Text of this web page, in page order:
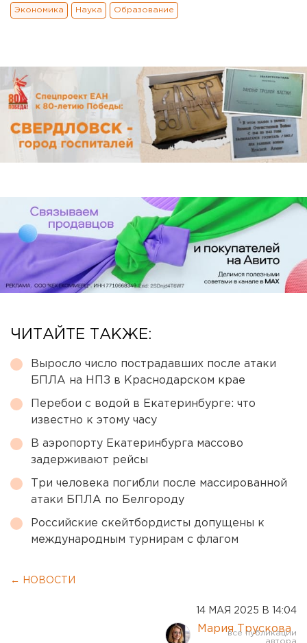
Экономика Наука Образование
ЧИТАЙТЕ ТАКЖЕ:
Выросло число пострадавших после атаки
БПЛА на НПЗ в Краснодарском крае
Перебои с водой в Екатеринбурге: что
известно к этому часу
В аэропорту Екатеринбурга массово
задерживают рейсы
Три человека погибли после массированной
атаки БПЛА по Белгороду
Российские скейтбордисты допущены к
международным турнирам с флагом
← НОВОСТИ
14 МАЯ 2025 В 14:04
Мария Трускова